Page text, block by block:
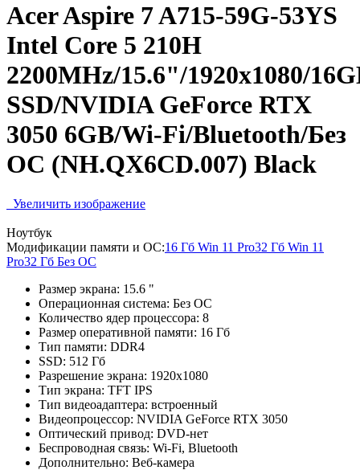
Acer Aspire 7 A715-59G-53YS
Intel Core 5 210H
2200MHz/15.6"/1920x1080/
SSD/NVIDIA GeForce RTX
3050 6GB/Wi-Fi/Bluetooth/Без
ОС (NH.QX6CD.007) Black
Увеличить изображение
Ноутбук
Модификации памяти и ОС:16 Гб Win 11 Pro32 Гб Win 11
Pro32 Гб Без ОС
Размер экрана: 15.6 "
Операционная система: Без ОС
Количество ядер процессора: 8
Размер оперативной памяти: 16 Гб
Тип памяти: DDR4
SSD: 512 Гб
Разрешение экрана: 1920x1080
Тип экрана: TFT IPS
Тип видеоадаптера: встроенный
Видеопроцессор: NVIDIA GeForce RTX 3050
Оптический привод: DVD-нет
Беспроводная связь: Wi-Fi, Bluetooth
Дополнительно: Веб-камера